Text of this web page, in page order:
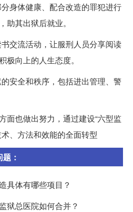
身体健康、配合改造的罪犯进行
助其出狱后就业。
交流活动，让服刑人员分享阅读
极向上的人生态度。
安全和秩序，包括进出管理、警
面也做出努力，通过建设“六型监
、方法和效能的全面转型
：
具体有哪些项目？
狱总医院如何合并？